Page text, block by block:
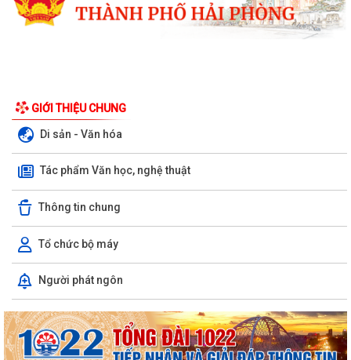
GIỚI THIỆU CHUNG
Di sản - Văn hóa
Tác phẩm Văn học, nghệ thuật
Thông tin chung
Tổ chức bộ máy
Người phát ngôn
bàn xã
Lãnh đạo xã Bình Giang kiểm tra tiến độ thi công các công trình trên
địa bàn